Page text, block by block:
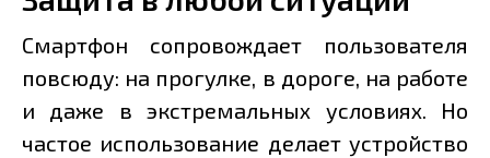
Смартфон сопровождает пользователя
повсюду: на прогулке, в дороге, на работе
и даже в экстремальных условиях. Но
частое использование делает устройство